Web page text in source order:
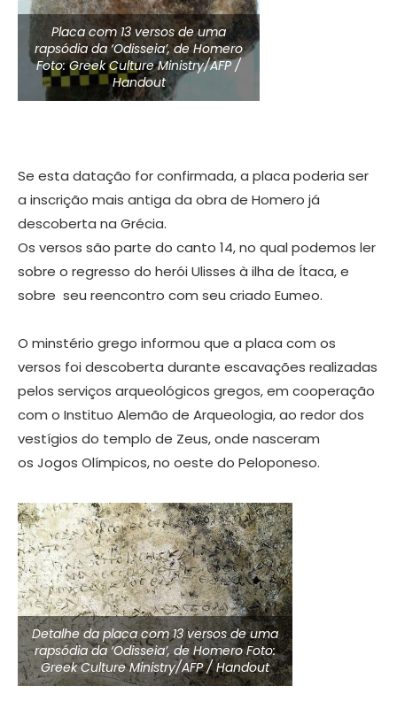
Placa com 13 versos de uma
rapsódia da ‘Odisseia’, de Homero
Foto: Greek Culture Ministry/AFP /
Handout
Se esta datação for confirmada, a placa poderia ser
a inscrição mais antiga da obra de Homero já
descoberta na Grécia.
Os versos são parte do canto 14, no qual podemos ler
sobre o regresso do herói Ulisses à ilha de Ítaca, e
sobre seu reencontro com seu criado Eumeo.
O minstério grego informou que a placa com os
versos foi descoberta durante escavações realizadas
pelos serviços arqueológicos gregos, em cooperação
com o Instituo Alemão de Arqueologia, ao redor dos
vestígios do templo de Zeus, onde nasceram
os Jogos Olímpicos, no oeste do Peloponeso.
Detalhe da placa com 13 versos de uma
rapsódia da ‘Odisseia’, de Homero Foto:
Greek Culture Ministry/AFP / Handout